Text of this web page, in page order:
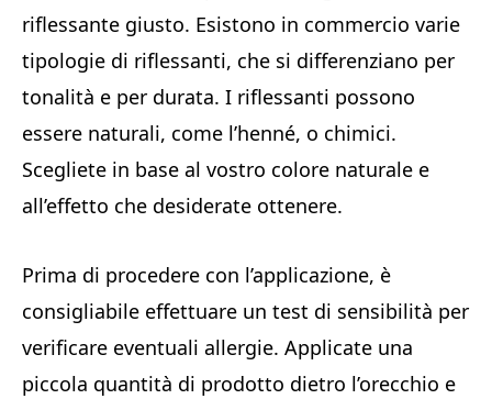
riflessante giusto. Esistono in commercio varie
tipologie di riflessanti, che si differenziano per
tonalità e per durata. I riflessanti possono
essere naturali, come l’henné, o chimici.
Scegliete in base al vostro colore naturale e
all’effetto che desiderate ottenere.
Prima di procedere con l’applicazione, è
consigliabile effettuare un test di sensibilità per
verificare eventuali allergie. Applicate una
piccola quantità di prodotto dietro l’orecchio e